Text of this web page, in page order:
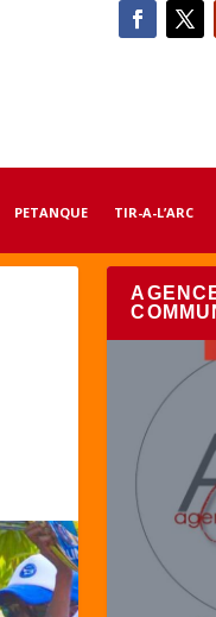
PETANQUE TIR-A-L’ARC